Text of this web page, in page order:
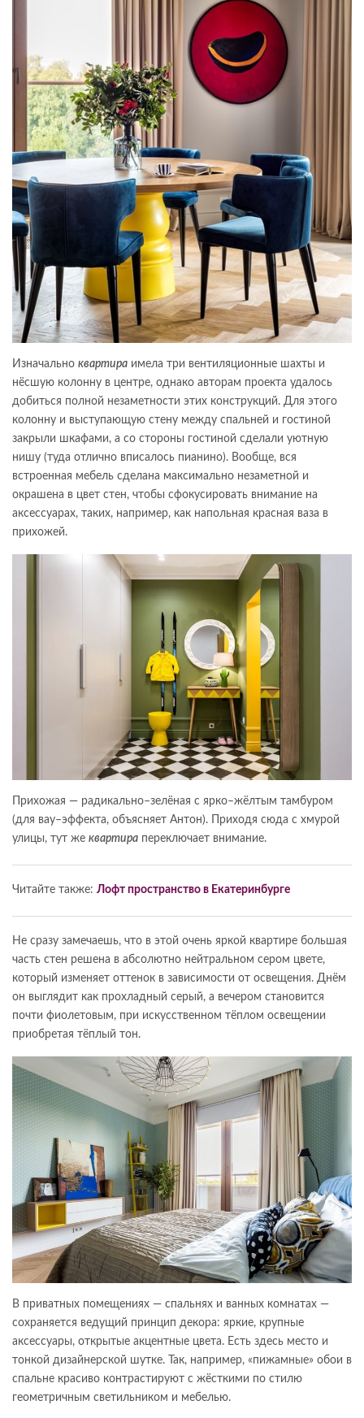
Изначально квартира имела три вентиляционные шахты и
нёсшую колонну в центре, однако авторам проекта удалось
добиться полной незаметности этих конструкций. Для этого
колонну и выступающую стену между спальней и гостиной
закрыли шкафами, а со стороны гостиной сделали уютную
нишу (туда отлично вписалось пианино). Вообще, вся
встроенная мебель сделана максимально незаметной и
окрашена в цвет стен, чтобы сфокусировать внимание на
аксессуарах, таких, например, как напольная красная ваза в
прихожей.
Прихожая — радикально–зелёная с ярко–жёлтым тамбуром
(для вау–эффекта, объясняет Антон). Приходя сюда с хмурой
улицы, тут же квартира переключает внимание.
Читайте также: Лофт пространство в Екатеринбурге
Не сразу замечаешь, что в этой очень яркой квартире большая
часть стен решена в абсолютно нейтральном сером цвете,
который изменяет оттенок в зависимости от освещения. Днём
он выглядит как прохладный серый, а вечером становится
почти фиолетовым, при искусственном тёплом освещении
приобретая тёплый тон.
В приватных помещениях — спальнях и ванных комнатах —
сохраняется ведущий принцип декора: яркие, крупные
аксессуары, открытые акцентные цвета. Есть здесь место и
тонкой дизайнерской шутке. Так, например, «пижамные» обои в
спальне красиво контрастируют с жёсткими по стилю
геометричным светильником и мебелью.